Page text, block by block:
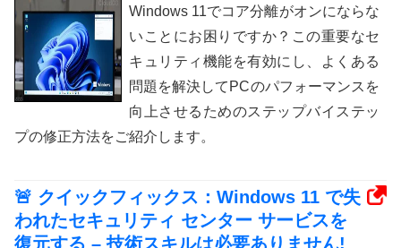
Windows 11でコア分離がオンにならな
いことにお困りですか？この重要なセ
キュリティ機能を有効にし、よくある
問題を解決してPCのパフォーマンスを
向上させるためのステップバイステッ
プの修正方法をご紹介します。
🚨 クイックフィックス：Windows 11 で失
われたセキュリティ センター サービスを
復元する – 技術スキルは必要ありません!